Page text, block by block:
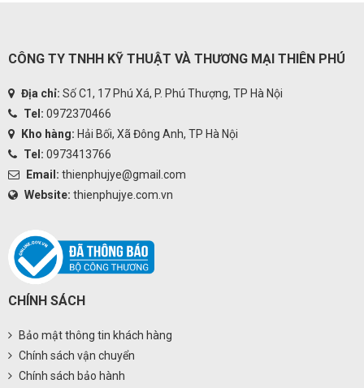
CÔNG TY TNHH KỸ THUẬT VÀ THƯƠNG MẠI THIÊN PHÚ
Địa chỉ: Số C1, 17 Phú Xá, P. Phú Thượng, TP Hà Nội
Tel: 0972370466
Kho hàng: Hải Bối, Xã Đông Anh, TP Hà Nội
Tel: 0973413766
Email: thienphujye@gmail.com
Website: thienphujye.com.vn
CHÍNH SÁCH
Bảo mật thông tin khách hàng
Chính sách vận chuyển
Chính sách bảo hành